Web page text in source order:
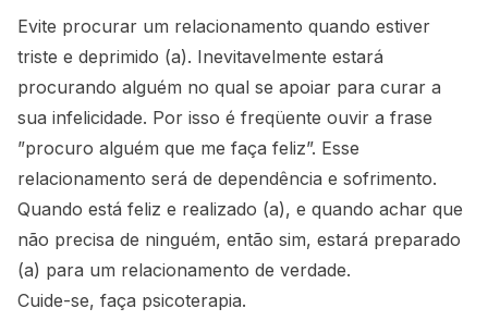
Evite procurar um relacionamento quando estiver
triste e deprimido (a). Inevitavelmente estará
procurando alguém no qual se apoiar para curar a
sua infelicidade. Por isso é freqüente ouvir a frase
”procuro alguém que me faça feliz”. Esse
relacionamento será de dependência e sofrimento.
Quando está feliz e realizado (a), e quando achar que
não precisa de ninguém, então sim, estará preparado
(a) para um relacionamento de verdade.
Cuide-se, faça psicoterapia.